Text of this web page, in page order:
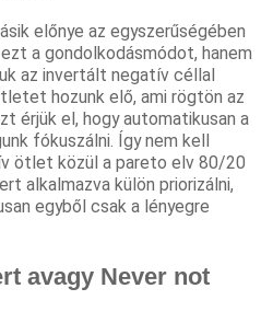
előnye az egyszerűségében
a gondolkodásmódot, hanem
az invertált negatív céllal
hozunk elő, ami rögtön az
érjük el, hogy automatikusan a
fókuszálni. Így nem kell
ötlet közül a pareto elv 80/20
alkalmazva külön priorizálni,
egyből csak a lényegre
avagy Never not